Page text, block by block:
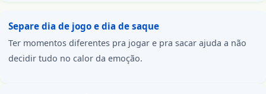
Separe dia de jogo e dia de saque
Ter momentos diferentes pra jogar e pra sacar ajuda a não
decidir tudo no calor da emoção.